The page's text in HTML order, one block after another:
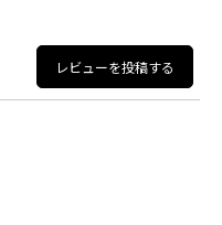
レビューを投稿する